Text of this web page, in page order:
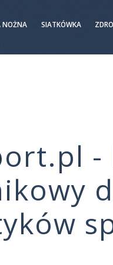
NOŻNA SIATKÓWKA
-